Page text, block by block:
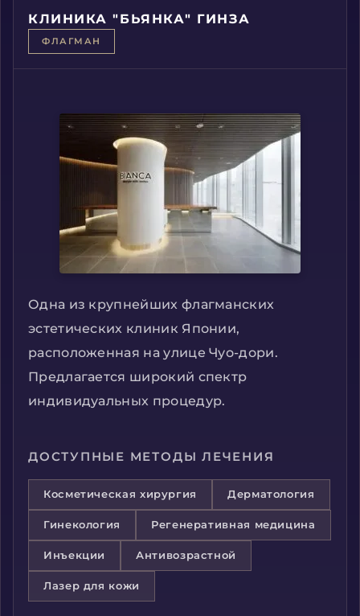
КЛИНИКА "БЬЯНКА" ГИНЗА
ФЛАГМАН
Одна из крупнейших флагманских
эстетических клиник Японии,
расположенная на улице Чуо-дори.
Предлагается широкий спектр
индивидуальных процедур.
ДОСТУПНЫЕ МЕТОДЫ ЛЕЧЕНИЯ
Косметическая хирургия Дерматология
Гинекология Регенеративная медицина
Инъекции Антивозрастной
Лазер для кожи